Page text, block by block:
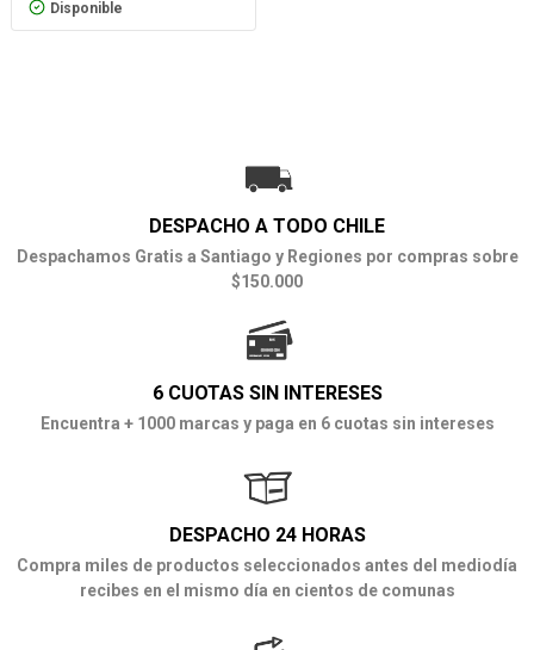
Disponible
DESPACHO A TODO CHILE
Despachamos Gratis a Santiago y Regiones por compras sobre
$150.000
6 CUOTAS SIN INTERESES
Encuentra + 1000 marcas y paga en 6 cuotas sin intereses
DESPACHO 24 HORAS
Compra miles de productos seleccionados antes del mediodía
recibes en el mismo día en cientos de comunas